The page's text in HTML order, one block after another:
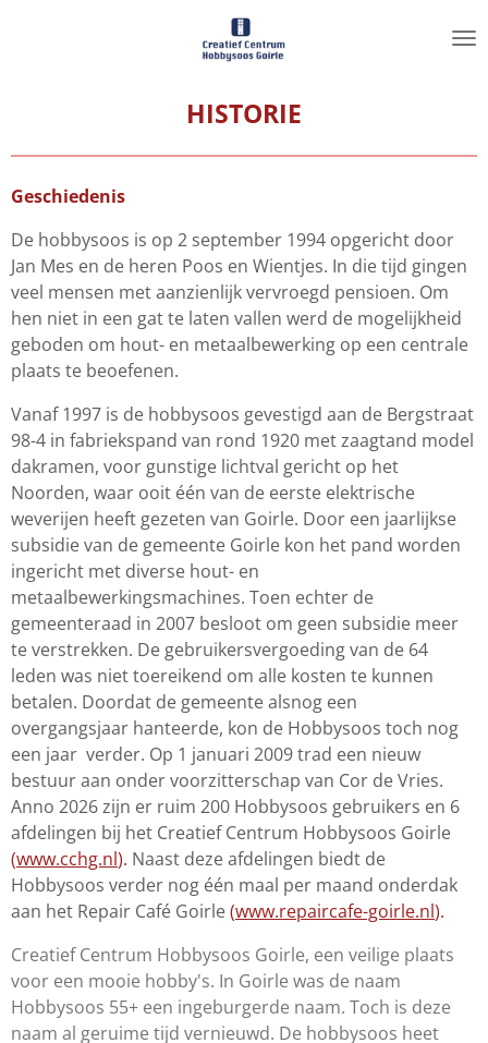
HISTORIE
Geschiedenis
De hobbysoos is op 2 september 1994 opgericht door
Jan Mes en de heren Poos en Wientjes. In die tijd gingen
veel mensen met aanzienlijk vervroegd pensioen. Om
hen niet in een gat te laten vallen werd de mogelijkheid
geboden om hout- en metaalbewerking op een centrale
plaats te beoefenen.
Vanaf 1997 is de hobbysoos gevestigd aan de Bergstraat
98-4 in fabriekspand van rond 1920 met zaagtand model
dakramen, voor gunstige lichtval gericht op het
Noorden, waar ooit één van de eerste elektrische
weverijen heeft gezeten van Goirle. Door een jaarlijkse
subsidie van de gemeente Goirle kon het pand worden
ingericht met diverse hout- en
metaalbewerkingsmachines. Toen echter de
gemeenteraad in 2007 besloot om geen subsidie meer
te verstrekken. De gebruikersvergoeding van de 64
leden was niet toereikend om alle kosten te kunnen
betalen. Doordat de gemeente alsnog een
overgangsjaar hanteerde, kon de Hobbysoos toch nog
een jaar verder. Op 1 januari 2009 trad een nieuw
bestuur aan onder voorzitterschap van Cor de Vries.
Anno 2026 zijn er ruim 200 Hobbysoos gebruikers en 6
afdelingen bij het Creatief Centrum Hobbysoos Goirle
(www.cchg.nl). Naast deze afdelingen biedt de
Hobbysoos verder nog één maal per maand onderdak
aan het Repair Café Goirle(www.repaircafe-goirle.nl).
Creatief Centrum Hobbysoos Goirle, een veilige plaats
voor een mooie hobby's. In Goirle was de naam
Hobbysoos 55+ een ingeburgerde naam. Toch is deze
naam al geruime tijd vernieuwd. De hobbysoos heet